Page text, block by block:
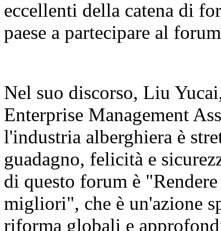
eccellenti della catena di
paese a partecipare al
Nel suo discorso, Liu
Enterprise Management
l'industria alberghiera è
guadagno, felicità e
di questo forum è
migliori", che è un'azione
riforma globali e